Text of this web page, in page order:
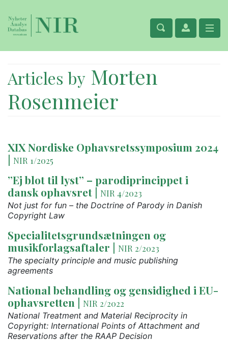
Articles by Morten
Rosenmeier
XIX Nordiske Ophavsretssymposium 2024
| NIR 1/2025
”Ej blot til lyst” – parodiprincippet i
dansk ophavsret | NIR 4/2023
Not just for fun – the Doctrine of Parody in Danish
Copyright Law
Specialitetsgrundsætningen og
musikforlagsaftaler | NIR 2/2023
The specialty principle and music publishing
agreements
National behandling og gensidighed i EU-
ophavsretten | NIR 2/2022
National Treatment and Material Reciprocity in
Copyright: International Points of Attachment and
Reservations after the RAAP Decision